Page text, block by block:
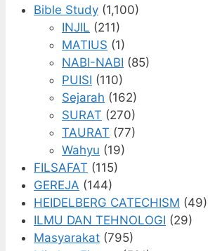
Bible Study (1,100)
INJIL (211)
MATIUS (1)
NABI-NABI (85)
PUISI (110)
Sejarah (162)
SURAT (270)
TAURAT (77)
Wahyu (19)
FILSAFAT (115)
GEREJA (144)
HEIDELBERG CATECHISM (49)
ILMU DAN TEHNOLOGI (29)
Masyarakat (795)